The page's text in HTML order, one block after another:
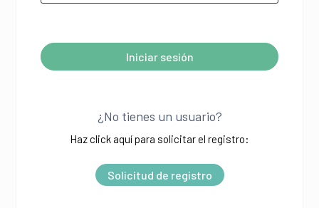
Iniciar sesión
¿No tienes un usuario?
Haz click aquí para solicitar el registro:
Solicitud de registro